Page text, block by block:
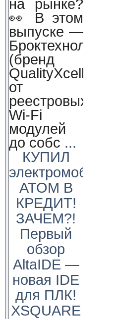
на рынке?
👀 В этом
выпуске —
Броктехнолоджи
(бренд
QualityXcellence):
от
реестровых
Wi-Fi
модулей
до собс ...
КУПИЛ
электромобиль
АТОМ В
КРЕДИТ!
ЗАЧЕМ?!
Первый
обзор
AltaIDE —
новая IDE
для ПЛК!
XSQUARE